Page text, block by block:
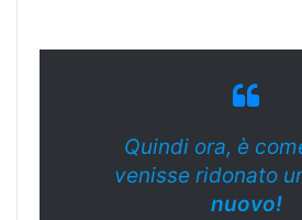
Quindi ora, è
venisse ridonato
nuovo!